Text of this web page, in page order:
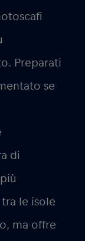
Preparati
se
di
le isole
ma offre